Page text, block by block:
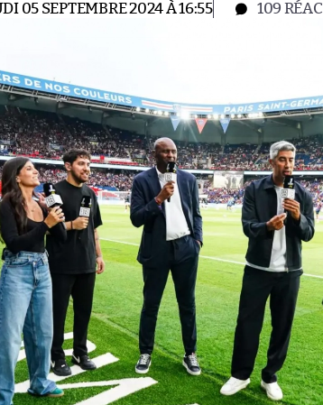
05 SEPTEMBRE 2024 À 16:55 109